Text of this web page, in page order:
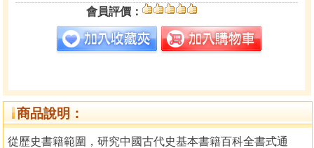
會員評價：
商品說明：
從歷史書籍範圍，研究中國古代史基本書籍百科全書式通